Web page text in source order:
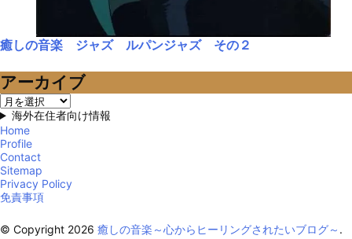
癒しの音楽 ジャズ ルパンジャズ その２
アーカイブ
ア
ー
カ
イ
ブ
海外在住者向け情報
Home
Profile
Contact
Sitemap
Privacy Policy
免責事項
© Copyright 2026 癒しの音楽～心からヒーリングされたいブログ～ .